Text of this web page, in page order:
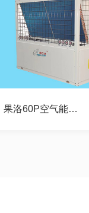
果洛60P空气能成品